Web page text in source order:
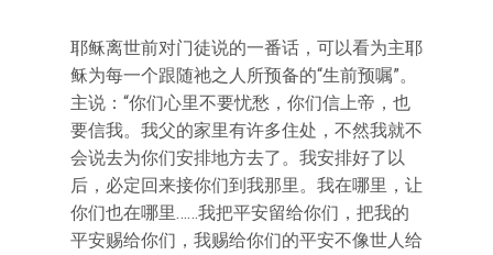
耶稣离世前对门徒说的一番话，可以看为主耶
稣为每一个跟随祂之人所预备的“生前预嘱”。
主说：“你们心里不要忧愁，你们信上帝，也
要信我。我父的家里有许多住处，不然我就不
会说去为你们安排地方去了。我安排好了以
后，必定回来接你们到我那里。我在哪里，让
你们也在哪里……我把平安留给你们，把我的
平安赐给你们，我赐给你们的平安不像世人给